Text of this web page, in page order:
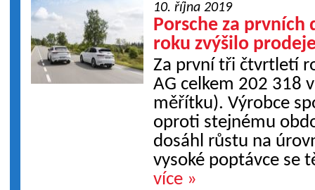
10. října 2019
Porsche za
roku zvýšilo
Za první tři čtvrtletí
AG celkem 202 318
měřítku). Výrobce
oproti stejnému
dosáhl růstu na
vysoké poptávce se
více »